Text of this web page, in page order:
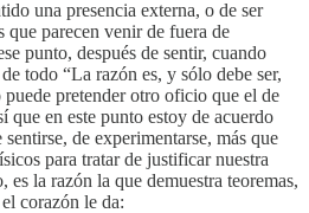
una presencia externa, o de ser
que parecen venir de fuera de
punto, después de sentir, cuando
todo “La razón es, y sólo debe ser,
puede pretender otro oficio que el de
que en este punto estoy de acuerdo
de experimentarse, más que
para tratar de justificar nuestra
es la razón la que demuestra teoremas,
corazón le da: